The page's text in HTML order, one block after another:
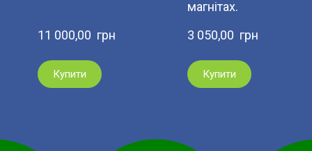
11 000,00  грн
Купити
магнітах.
3 050,00  грн
Купити